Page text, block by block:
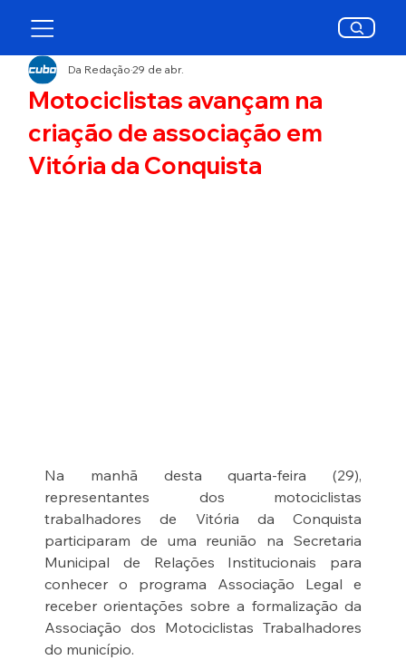
Motociclistas avançam na
criação de associação em
Vitória da Conquista
Da Redação29 de abr.
Na manhã desta quarta-feira (29),
representantes dos motociclistas
trabalhadores de Vitória da Conquista
participaram de uma reunião na Secretaria
Municipal de Relações Institucionais para
conhecer o programa Associação Legal e
receber orientações sobre a formalização da
Associação dos Motociclistas Trabalhadores
do município.